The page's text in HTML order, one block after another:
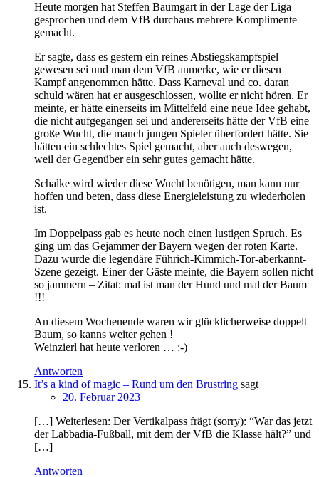
Heute morgen hat Steffen Baumgart in der Lage der Liga
gesprochen und dem VfB durchaus mehrere Komplimente
gemacht.
Er sagte, dass es gestern ein reines Abstiegskampfspiel
gewesen sei und man dem VfB anmerke, wie er diesen
Kampf angenommen hätte. Dass Karneval und co. daran
schuld wären hat er ausgeschlossen, wollte er nicht hören. Er
meinte, er hätte einerseits im Mittelfeld eine neue Idee gehabt,
die nicht aufgegangen sei und andererseits hätte der VfB eine
große Wucht, die manch jungen Spieler überfordert hätte. Sie
hätten ein schlechtes Spiel gemacht, aber auch deswegen,
weil der Gegenüber ein sehr gutes gemacht hätte.
Schalke wird wieder diese Wucht benötigen, man kann nur
hoffen und beten, dass diese Energieleistung zu wiederholen
ist.
Im Doppelpass gab es heute noch einen lustigen Spruch. Es
ging um das Gejammer der Bayern wegen der roten Karte.
Dazu wurde die legendäre Führich-Kimmich-Tor-aberkannt-
Szene gezeigt. Einer der Gäste meinte, die Bayern sollen nicht
so jammern – Zitat: mal ist man der Hund und mal der Baum
!!!
An diesem Wochenende waren wir glücklicherweise doppelt
Baum, so kanns weiter gehen !
Weinzierl hat heute verloren … :-)
Antworten
It’s a kind of magic – Rund um den Brustring sagt
20. Februar 2023
[…] Weiterlesen: Der Vertikalpass frägt (sorry): “War das jetzt
der Labbadia-Fußball, mit dem der VfB die Klasse hält?” und
[…]
Antworten